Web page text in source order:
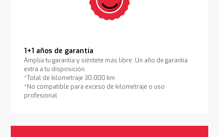
1+1 años de garantía
Amplía tu garantía y siéntete más libre. Un año de garantía
extra a tu disposición.
*Total de kilometraje 30.000 km
*No compatible para exceso de kilometraje o uso
profesional